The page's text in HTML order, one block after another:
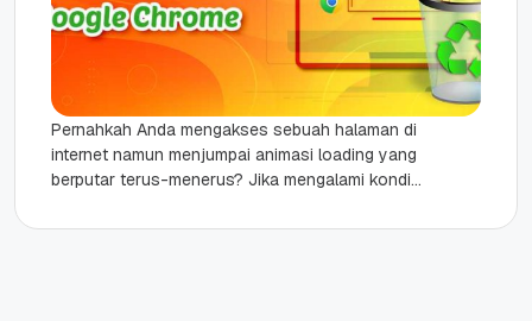
Pernahkah Anda mengakses sebuah halaman di
internet namun menjumpai animasi loading yang
berputar terus-menerus? Jika mengalami kondisi
tampilan halaman...